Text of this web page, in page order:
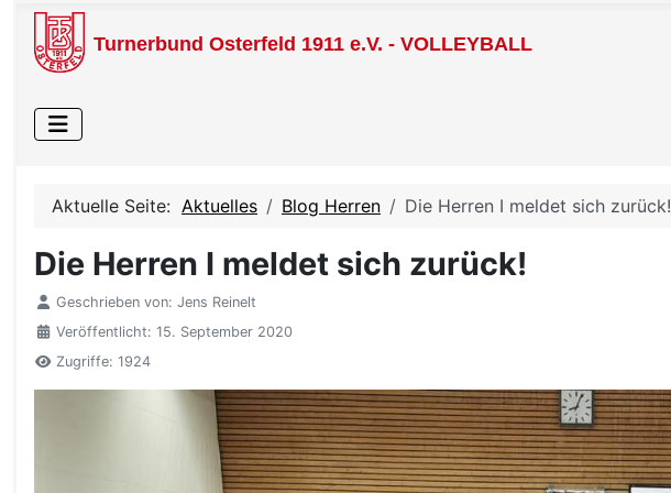
Turnerbund Osterfeld 1911 e.V. - VOLLEYBALL
Aktuelle Seite: Aktuelles Blog Herren Die Herren I meldet sich zurück!
Die Herren I meldet sich zurück!
Geschrieben von: Jens Reinelt
Veröffentlicht: 15. September 2020
Zugriffe: 1924